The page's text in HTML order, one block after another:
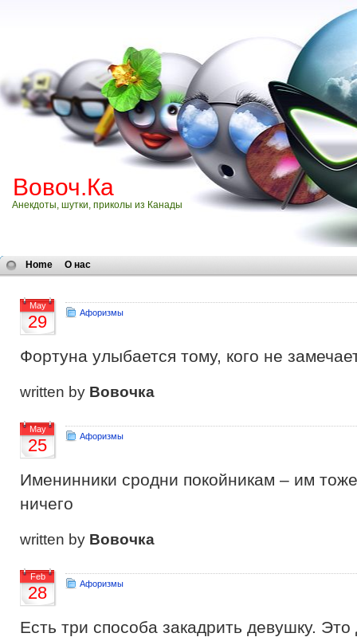
Вовоч.Ка
Анекдоты, шутки, приколы из Канады
Home О нас
May
29 Афоризмы
Фортуна улыбается тому, кого не
written by Вовочка
May
25 Афоризмы
Именинники сродни покойникам – им
ничего
written by Вовочка
Feb
28 Афоризмы
Есть три способа закадрить девушку. Это